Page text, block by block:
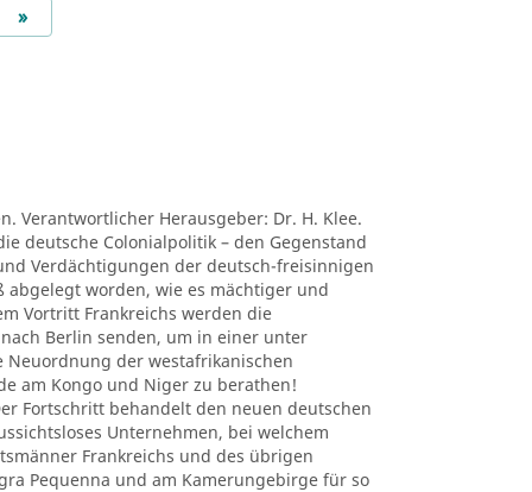
»Next
Verantwortlicher Herausgeber: Dr. H. Klee.
deutsche Colonialpolitik – den Gegenstand
Verdächtigungen der deutsch-freisinnigen
abgelegt worden, wie es mächtiger und
Vortritt Frankreichs werden die
Berlin senden, um in einer unter
der westafrikanischen
am Kongo und Niger zu berathen!
Fortschritt behandelt den neuen deutschen
Unternehmen, bei welchem
Frankreichs und des übrigen
Pequenna und am Kamerungebirge für so